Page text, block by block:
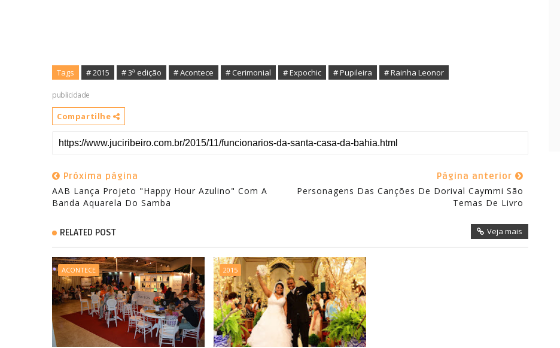
Tags # 2015 # 3ª edição # Acontece # Cerimonial # Expochic # Pupileira # Rainha Leonor
publicidade
Compartilhe
Próxima página
AAB Lança Projeto "Happy Hour Azulino" Com A
Página anterior
Personagens Das Canções De Dorival Caymmi São
RELATED POST Veja mais
ACONTECE 2015